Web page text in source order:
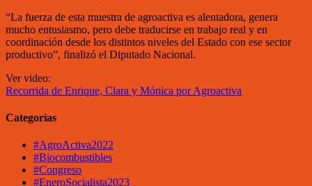
“La fuerza de esta muestra de agroactiva es alentadora, genera
mucho entusiasmo, pero debe traducirse en trabajo real y en
coordinación desde los distintos niveles del Estado con ese sector
productivo”, finalizó el Diputado Nacional.
Ver video:
Recorrida de Enrique, Clara y Mónica por Agroactiva
Categorías
#AgroActiva2022
#Biocombustibles
#Congreso
#EneroSocialista2023